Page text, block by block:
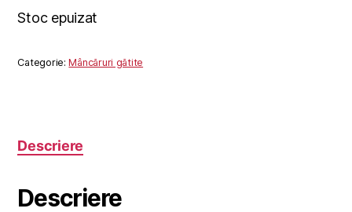
Stoc epuizat
Categorie:Mâncăruri gătite
Descriere
Descriere